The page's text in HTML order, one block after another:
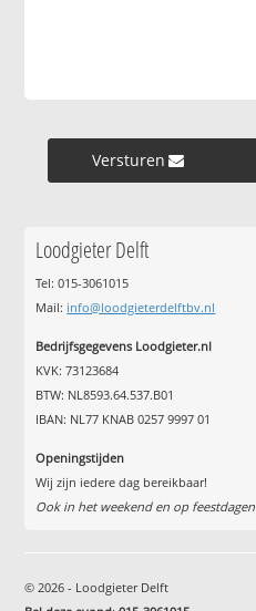
Versturen »
Loodgieter Delft
Tel: 015-3061015
Mail: info@loodgieterdelftbv.nl
Bedrijfsgegevens Loodgieter.nl
KVK: 73123684
BTW: NL8593.64.537.B01
IBAN: NL77 KNAB 0257 9997 01
Openingstijden
Wij zijn iedere dag bereikbaar!
Ook in het weekend en op feestdagen
© 2026 - Loodgieter Delft